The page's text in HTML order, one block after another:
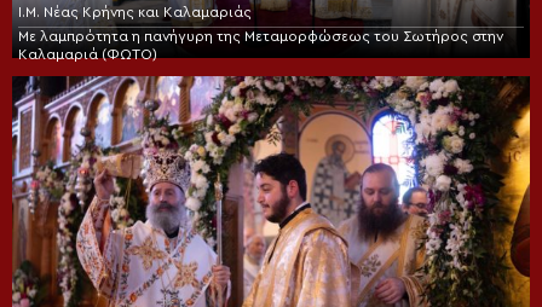
Ι.Μ. Νέας Κρήνης και Καλαμαριάς
Με λαμπρότητα η πανήγυρη της Μεταμορφώσεως του Σωτήρος στην
Καλαμαριά (ΦΩΤΟ)